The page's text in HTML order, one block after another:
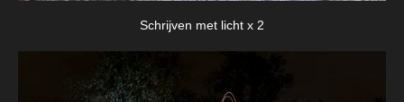
Schrijven met licht x 2